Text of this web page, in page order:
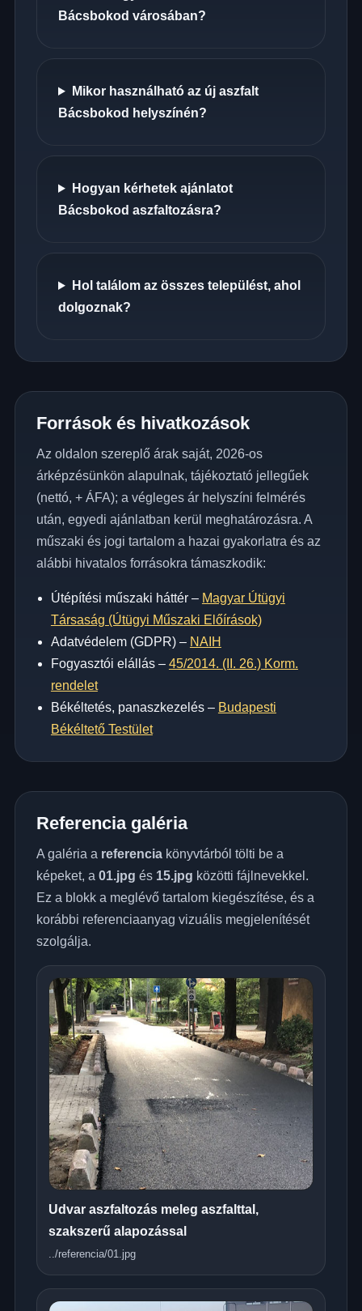
Bácsbokod városában?
Mikor használható az új aszfalt
Bácsbokod helyszínén?
Hogyan kérhetek ajánlatot
Bácsbokod aszfaltozásra?
Hol találom az összes települést, ahol
dolgoznak?
Források és hivatkozások
Az oldalon szereplő árak saját, 2026-os
árképzésünkön alapulnak, tájékoztató jellegűek
(nettó, + ÁFA); a végleges ár helyszíni felmérés
után, egyedi ajánlatban kerül meghatározásra. A
műszaki és jogi tartalom a hazai gyakorlatra és az
alábbi hivatalos forrásokra támaszkodik:
Útépítési műszaki háttér – Magyar Útügyi
Társaság (Útügyi Műszaki Előírások)
Adatvédelem (GDPR) – NAIH
Fogyasztói elállás – 45/2014. (II. 26.) Korm.
rendelet
Békéltetés, panaszkezelés – Budapesti
Békéltető Testület
Referencia galéria
A galéria a referenciakönyvtárból tölti be a
képeket, a 01.jpg és 15.jpg közötti fájlnevekkel.
Ez a blokk a meglévő tartalom kiegészítése, és a
korábbi referenciaanyag vizuális megjelenítését
szolgálja.
Udvar aszfaltozás meleg aszfalttal,
szakszerű alapozással
../referencia/01.jpg